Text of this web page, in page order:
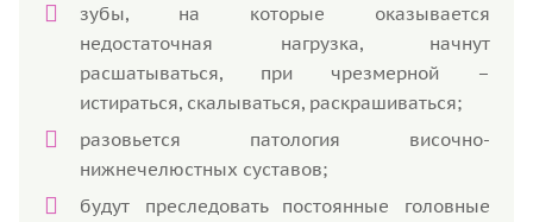
зубы, на которые оказывается
недостаточная нагрузка, начнут
расшатываться, при чрезмерной –
истираться, скалываться, раскрашиваться;
разовьется патология височно-
нижнечелюстных суставов;
будут преследовать постоянные головные